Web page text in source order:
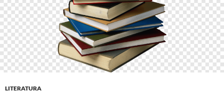
LITERATURA